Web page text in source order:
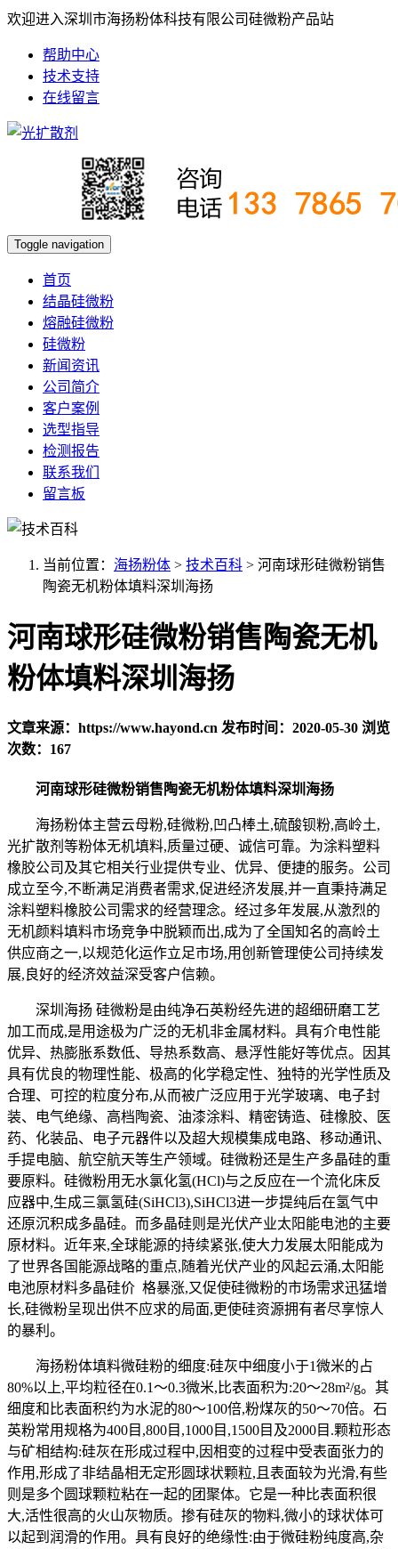
欢迎进入深圳市海扬粉体科技有限公司硅微粉产品站
帮助中心
技术支持
在线留言
Toggle navigation
首页
结晶硅微粉
熔融硅微粉
硅微粉
新闻资讯
公司简介
客户案例
选型指导
检测报告
联系我们
留言板
当前位置： 海扬粉体 > 技术百科 > 河南球形硅微粉销售
陶瓷无机粉体填料深圳海扬
河南球形硅微粉销售陶瓷无机
粉体填料深圳海扬
文章来源：https://www.hayond.cn 发布时间：2020-05-30 浏览
次数：167
河南球形硅微粉销售陶瓷无机粉体填料深圳海扬
海扬粉体主营云母粉,硅微粉,凹凸棒土,硫酸钡粉,高岭土,
光扩散剂等粉体无机填料,质量过硬、诚信可靠。为涂料塑料
橡胶公司及其它相关行业提供专业、优异、便捷的服务。公司
成立至今,不断满足消费者需求,促进经济发展,并一直秉持满足
涂料塑料橡胶公司需求的经营理念。经过多年发展,从激烈的
无机颜料填料市场竞争中脱颖而出,成为了全国知名的高岭土
供应商之一,以规范化运作立足市场,用创新管理使公司持续发
展,良好的经济效益深受客户信赖。
深圳海扬 硅微粉是由纯净石英粉经先进的超细研磨工艺
加工而成,是用途极为广泛的无机非金属材料。具有介电性能
优异、热膨胀系数低、导热系数高、悬浮性能好等优点。因其
具有优良的物理性能、极高的化学稳定性、独特的光学性质及
合理、可控的粒度分布,从而被广泛应用于光学玻璃、电子封
装、电气绝缘、高档陶瓷、油漆涂料、精密铸造、硅橡胶、医
药、化装品、电子元器件以及超大规模集成电路、移动通讯、
手提电脑、航空航天等生产领域。硅微粉还是生产多晶硅的重
要原料。硅微粉用无水氯化氢(HCl)与之反应在一个流化床反
应器中,生成三氯氢硅(SiHCl3),SiHCl3进一步提纯后在氢气中
还原沉积成多晶硅。而多晶硅则是光伏产业太阳能电池的主要
原材料。近年来,全球能源的持续紧张,使大力发展太阳能成为
了世界各国能源战略的重点,随着光伏产业的风起云涌,太阳能
电池原材料多晶硅价 格暴涨,又促使硅微粉的市场需求迅猛增
长,硅微粉呈现出供不应求的局面,更使硅资源拥有者尽享惊人
的暴利。
海扬粉体填料微硅粉的细度:硅灰中细度小于1微米的占
80%以上,平均粒径在0.1～0.3微米,比表面积为:20～28m²/g。其
细度和比表面积约为水泥的80～100倍,粉煤灰的50～70倍。石
英粉常用规格为400目,800目,1000目,1500目及2000目.颗粒形态
与矿相结构:硅灰在形成过程中,因相变的过程中受表面张力的
作用,形成了非结晶相无定形圆球状颗粒,且表面较为光滑,有些
则是多个圆球颗粒粘在一起的团聚体。它是一种比表面积很
大,活性很高的火山灰物质。掺有硅灰的物料,微小的球状体可
以起到润滑的作用。具有良好的绝缘性:由于微硅粉纯度高,杂